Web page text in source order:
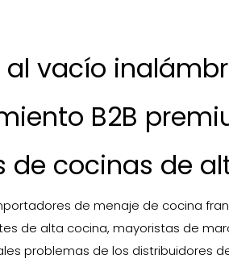
al vacío
B2B
de cocinas de
de menaje de cocina
de alta cocina, mayoristas de
problemas de los distribuidores